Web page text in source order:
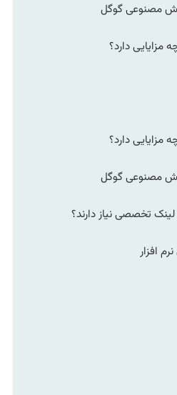
مصنوعی گوگل
مصنوعی گوگل
تخصصی نیاز دارند؟
افزار